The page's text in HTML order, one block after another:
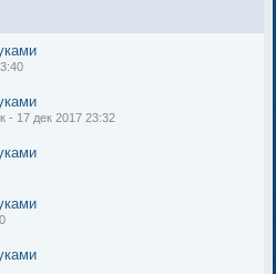
- 17 дек 2017 23:32